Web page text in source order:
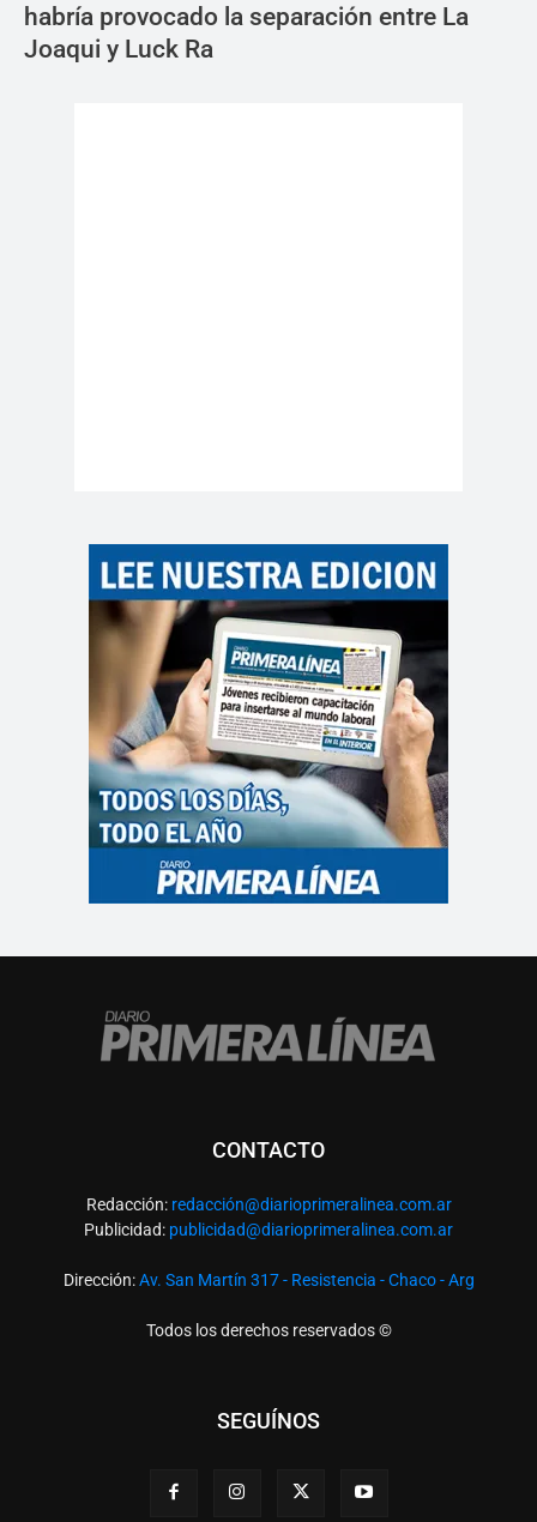
habría provocado la separación entre La
Joaqui y Luck Ra
CONTACTO
Redacción: redacción@diarioprimeralinea.com.ar
Publicidad: publicidad@diarioprimeralinea.com.ar
Dirección:Av. San Martín 317 - Resistencia - Chaco - Arg
Todos los derechos reservados ©
SEGUÍNOS